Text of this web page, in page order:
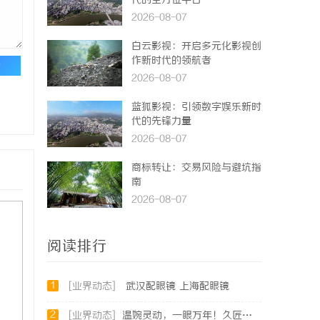
2026-08-07
白云影视：开启多元化影视创
作新时代的领航者
2026-08-07
蓝狐影视：引领数字娱乐新时
代的先锋力量
2026-08-07
商标转让：交易风险与避坑指
南
2026-08-07
阅读排行
1 [业界动态] 武汉配眼镜 上海配眼镜
2 [业界动态] 温婉灵动，一眼万年！久匠量身定制的眉眼唇，才是你整张脸的点睛之笔！淡颜系女生的气质加分项